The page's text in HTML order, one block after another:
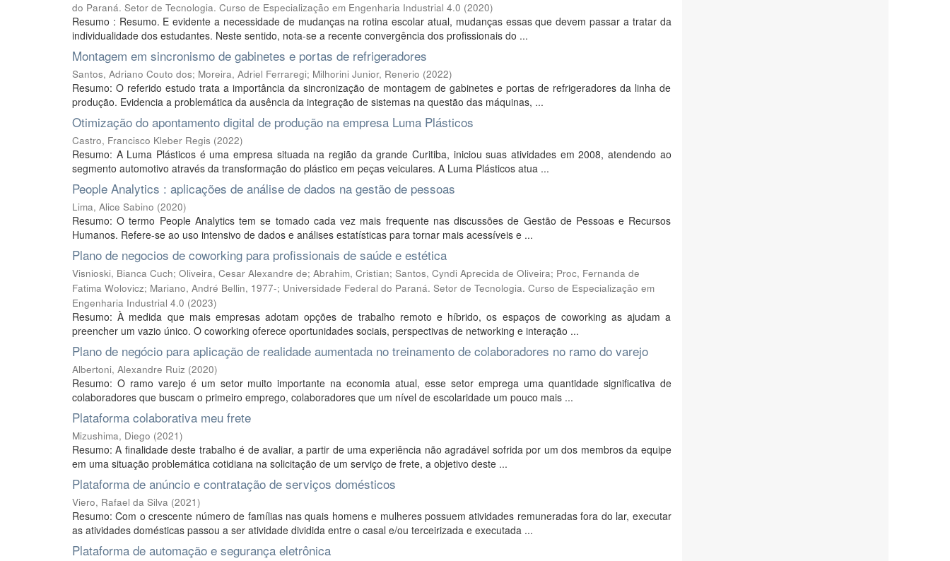
do Paraná. Setor de Tecnologia. Curso de Especialização em Engenharia Industrial 4.0 (2020)
Resumo : Resumo. E evidente a necessidade de mudanças na rotina escolar atual, mudanças essas que devem passar a tratar da
individualidade dos estudantes. Neste sentido, nota-se a recente convergência dos profissionais do ...
Montagem em sincronismo de gabinetes e portas de refrigeradores
Santos, Adriano Couto dos; Moreira, Adriel Ferraregi; Milhorini Junior, Renerio (2022)
Resumo: O referido estudo trata a importância da sincronização de montagem de gabinetes e portas de refrigeradores da linha de
produção. Evidencia a problemática da ausência da integração de sistemas na questão das máquinas, ...
Otimização do apontamento digital de produção na empresa Luma Plásticos
Castro, Francisco Kleber Regis (2022)
Resumo: A Luma Plásticos é uma empresa situada na região da grande Curitiba, iniciou suas atividades em 2008, atendendo ao
segmento automotivo através da transformação do plástico em peças veiculares. A Luma Plásticos atua ...
People Analytics : aplicações de análise de dados na gestão de pessoas
Lima, Alice Sabino (2020)
Resumo: O termo People Analytics tem se tomado cada vez mais frequente nas discussões de Gestão de Pessoas e Recursos
Humanos. Refere-se ao uso intensivo de dados e análises estatísticas para tornar mais acessíveis e ...
Plano de negocios de coworking para profissionais de saúde e estética
Visnioski, Bianca Cuch; Oliveira, Cesar Alexandre de; Abrahim, Cristian; Santos, Cyndi Aprecida de Oliveira; Proc, Fernanda de
Fatima Wolovicz; Mariano, André Bellin, 1977-; Universidade Federal do Paraná. Setor de Tecnologia. Curso de Especialização em
Engenharia Industrial 4.0 (2023)
Resumo: À medida que mais empresas adotam opções de trabalho remoto e híbrido, os espaços de coworking as ajudam a
preencher um vazio único. O coworking oferece oportunidades sociais, perspectivas de networking e interação ...
Plano de negócio para aplicação de realidade aumentada no treinamento de colaboradores no ramo do varejo
Albertoni, Alexandre Ruiz (2020)
Resumo: O ramo varejo é um setor muito importante na economia atual, esse setor emprega uma quantidade significativa de
colaboradores que buscam o primeiro emprego, colaboradores que um nível de escolaridade um pouco mais ...
Plataforma colaborativa meu frete
Mizushima, Diego (2021)
Resumo: A finalidade deste trabalho é de avaliar, a partir de uma experiência não agradável sofrida por um dos membros da equipe
em uma situação problemática cotidiana na solicitação de um serviço de frete, a objetivo deste ...
Plataforma de anúncio e contratação de serviços domésticos
Viero, Rafael da Silva (2021)
Resumo: Com o crescente número de famílias nas quais homens e mulheres possuem atividades remuneradas fora do lar, executar
as atividades domésticas passou a ser atividade dividida entre o casal e/ou terceirizada e executada ...
Plataforma de automação e segurança eletrônica